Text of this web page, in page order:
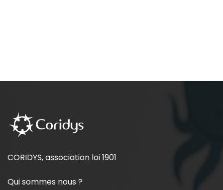
CORIDYS, association loi 1901
Qui sommes nous ?